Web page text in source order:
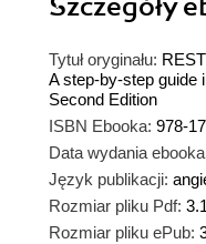
Szczegóły
Tytuł oryginału:
A step-by-step guide
Second Edition
ISBN Ebooka: 978-
Data wydania
Język publikacji:
Rozmiar pliku Pdf:
Rozmiar pliku ePub: